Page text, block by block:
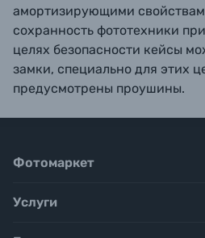
амортизирующими
сохранность фототехники
целях безопасности кейсы
замки, специально для этих
предусмотрены проушины.
Фотомаркет
Услуги